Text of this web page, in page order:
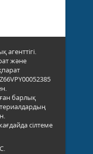
агенттігі.
және
барлық
сілтеме